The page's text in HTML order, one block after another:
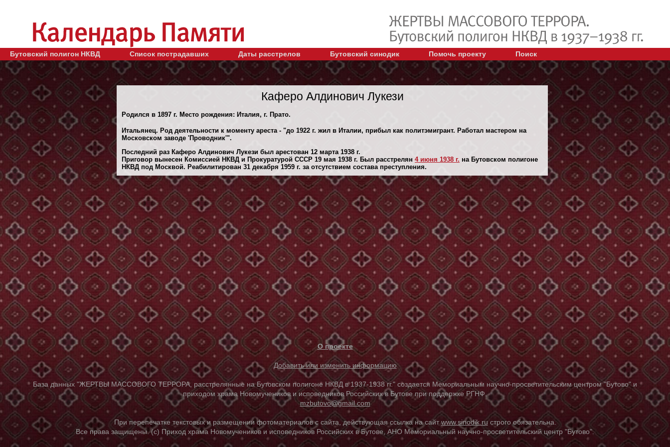
Бутовский полигон НКВД Список пострадавших Даты расстрелов Бутовский синодик Помочь проекту Поиск
Каферо Алдинович Лукези
Родился в 1897 г. Место рождения: Италия, г. Прато.
Итальянец. Род деятельности к моменту ареста - "до 1922 г. жил в Италии, прибыл как политэмигрант. Работал мастером на
Московском заводе 'Проводник'".
Последний раз Каферо Алдинович Лукези был арестован 12 марта 1938 г.
Приговор вынесен Комиссией НКВД и Прокуратурой СССР 19 мая 1938 г. Был расстрелян 4 июня 1938 г. на Бутовском полигоне
НКВД под Москвой. Реабилитирован 31 декaбря 1959 г. за отсутствием состава преступления.
О проекте
Добавить или изменить информацию
База данных "ЖЕРТВЫ МАССОВОГО ТЕРРОРА, расстрелянные на Бутовском полигоне НКВД в 1937-1938 гг." создается Мемориальным научно-просветительским центром "Бутово" и
приходом храма Новомучеников и исповедников Российских в Бутове при поддержке РГНФ.
mzbutovo@gmail.com
При перепечатке текстовых и размещении фотоматериалов с сайта, действующая ссылка на сайтwww.sinodik.ru строго обязательна.
Все права защищены. (с) Приход храма Новомучеников и исповедников Российских в Бутове, АНО Мемориальный научно-просветительский центр "Бутово".